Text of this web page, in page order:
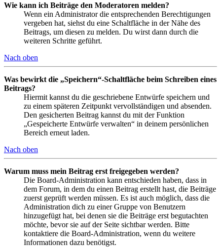
Wie kann ich Beiträge den Moderatoren melden?
Wenn ein Administrator die entsprechenden Berechtigungen
vergeben hat, siehst du eine Schaltfläche in der Nähe des
Beitrags, um diesen zu melden. Du wirst dann durch die
weiteren Schritte geführt.
Nach oben
Was bewirkt die „Speichern“-Schaltfläche beim Schreiben eines
Beitrags?
Hiermit kannst du die geschriebene Entwürfe speichern und
zu einem späteren Zeitpunkt vervollständigen und absenden.
Den gesicherten Beitrag kannst du mit der Funktion
„Gespeicherte Entwürfe verwalten“ in deinem persönlichen
Bereich erneut laden.
Nach oben
Warum muss mein Beitrag erst freigegeben werden?
Die Board-Administration kann entschieden haben, dass in
dem Forum, in dem du einen Beitrag erstellt hast, die Beiträge
zuerst geprüft werden müssen. Es ist auch möglich, dass die
Administration dich zu einer Gruppe von Benutzern
hinzugefügt hat, bei denen sie die Beiträge erst begutachten
möchte, bevor sie auf der Seite sichtbar werden. Bitte
kontaktiere die Board-Administration, wenn du weitere
Informationen dazu benötigst.